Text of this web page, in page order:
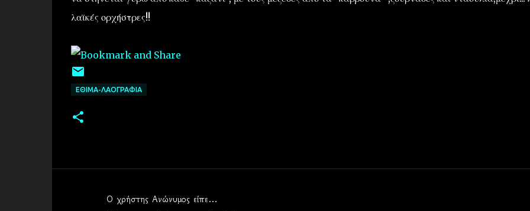
λαϊκές ορχήστρες!!
ΕΘΙΜΑ-ΛΑΟΓΡΑΦΙΑ
Ο χρήστης Ανώνυμος είπε…